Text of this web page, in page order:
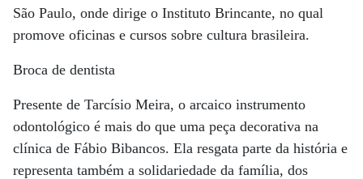
São Paulo, onde dirige o Instituto Brincante, no qual
promove oficinas e cursos sobre cultura brasileira.
Broca de dentista
Presente de Tarcísio Meira, o arcaico instrumento
odontológico é mais do que uma peça decorativa na
clínica de Fábio Bibancos. Ela resgata parte da história e
representa também a solidariedade da família, dos